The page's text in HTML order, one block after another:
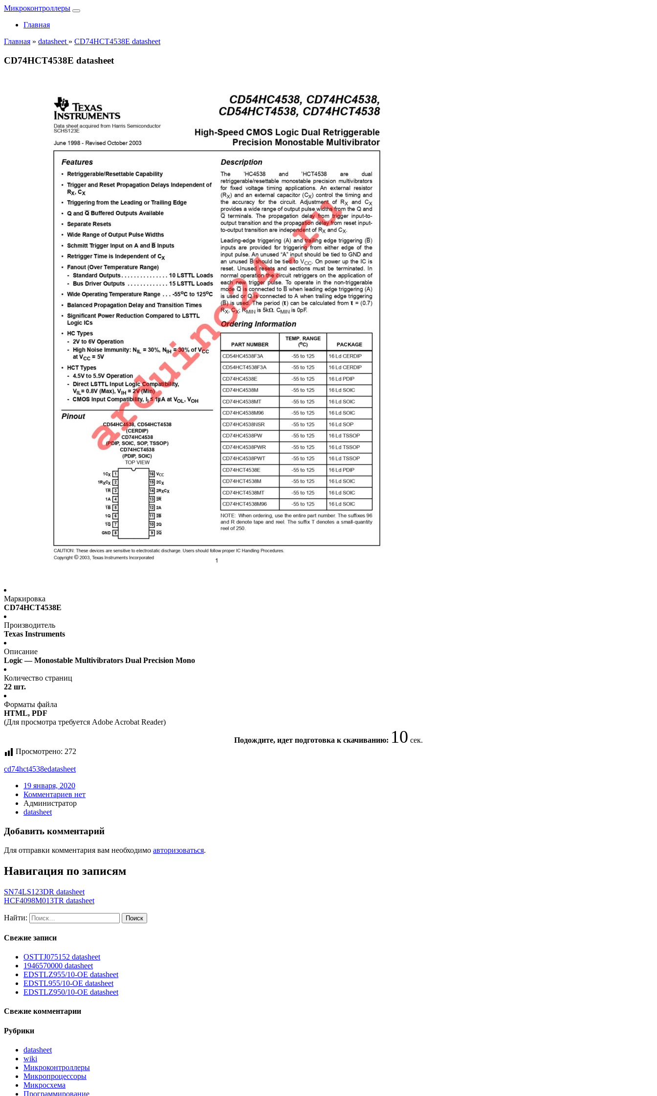
Микроконтроллеры
Главная
Главная » datasheet » CD74HCT4538E datasheet
CD74HCT4538E datasheet
Маркировка
CD74HCT4538E
Производитель
Texas Instruments
Описание
Logic — Monostable Multivibrators Dual Precision Mono
Количество страниц
22 шт.
Форматы файла
HTML, PDF
(Для просмотра требуется Adobe Acrobat Reader)
Подождите, идет подготовка к скачиванию: 10 сек.
Просмотрено: 272
cd74hct4538edatasheet
19 января, 2020
Комментариев нет
Администратор
datasheet
Добавить комментарий
Для отправки комментария вам необходимо авторизоваться.
Навигация по записям
SN74LS123DR datasheet
HCF4098M013TR datasheet
Найти:
Свежие записи
OSTTJ075152 datasheet
1946570000 datasheet
EDSTLZ955/10-OE datasheet
EDSTL955/10-OE datasheet
EDSTLZ950/10-OE datasheet
Свежие комментарии
Рубрики
datasheet
wiki
Микроконтроллеры
Микропроцессоры
Микросхема
Программирование